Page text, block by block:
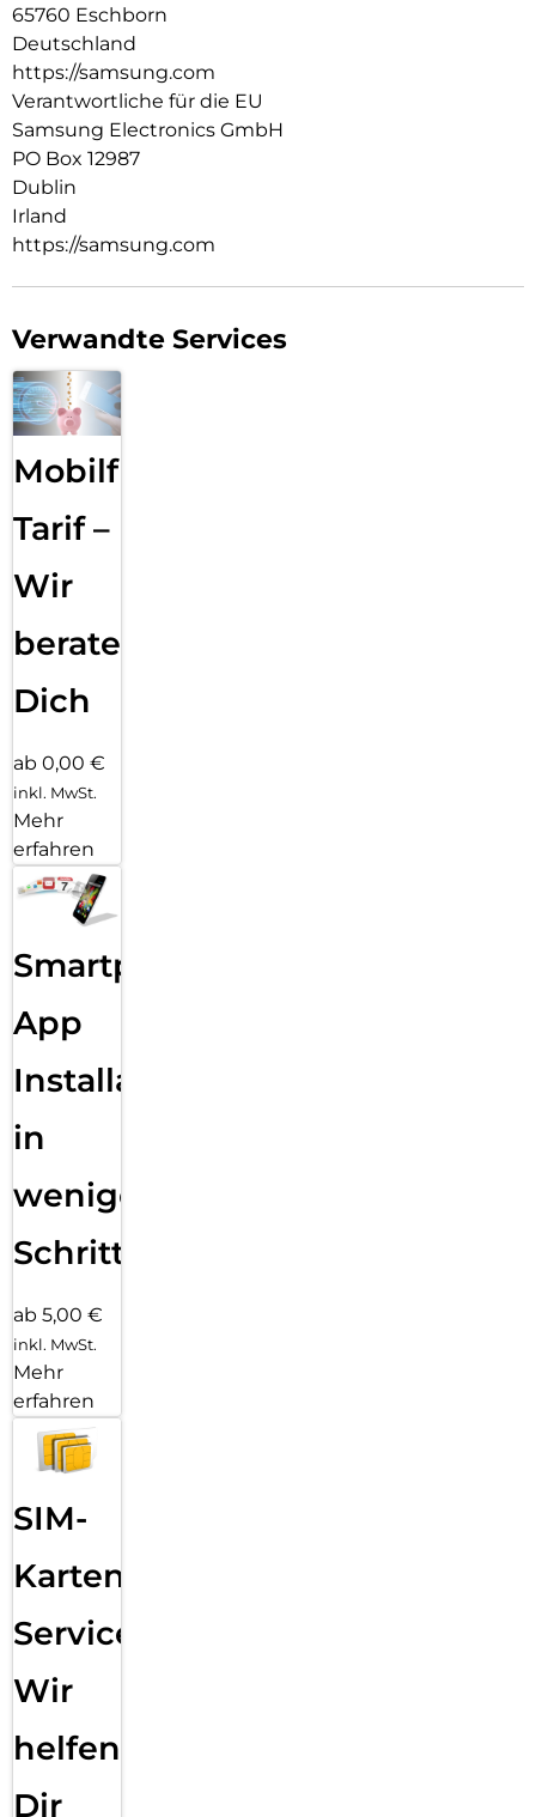
mühelos zwischen den Geräten und steuere dein
Smartphone wie dein Tablet.
65760 Eschborn
Deutschland
https://samsung.com
Verantwortliche für die EU
Samsung Electronics GmbH
PO Box 12987
Dublin
Irland
https://samsung.com
Verwandte Services
Mobilfunk
Tarif –
Wir
beraten
Dich
ab 0,00 €
inkl. MwSt.
Mehr
erfahren
Smartphone
App
Installation
in
wenigen
Schritten
ab 5,00 €
inkl. MwSt.
Mehr
erfahren
SIM-
Karten
Service:
Wir
helfen
Dir